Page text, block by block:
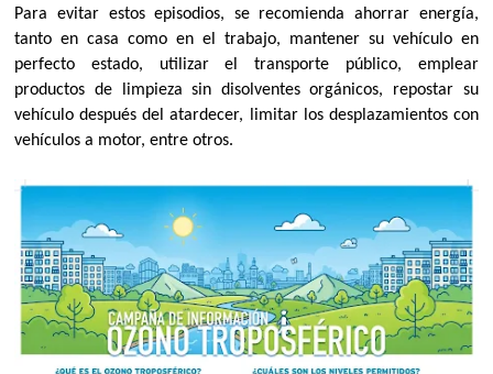
Para evitar estos episodios, se recomienda ahorrar energía,
tanto en casa como en el trabajo, mantener su vehículo en
perfecto estado, utilizar el transporte público, emplear
productos de limpieza sin disolventes orgánicos, repostar su
vehículo después del atardecer, limitar los desplazamientos con
vehículos a motor, entre otros.